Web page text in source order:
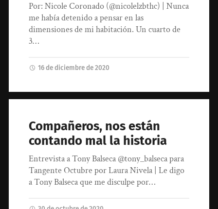
Por: Nicole Coronado (@nicolelzbthc) | Nunca
me había detenido a pensar en las
dimensiones de mi habitación. Un cuarto de
3…
16 de diciembre de 2020
Compañeros, nos están
contando mal la historia
Entrevista a Tony Balseca @tony_balseca para
Tangente Octubre por Laura Nivela | Le digo
a Tony Balseca que me disculpe por…